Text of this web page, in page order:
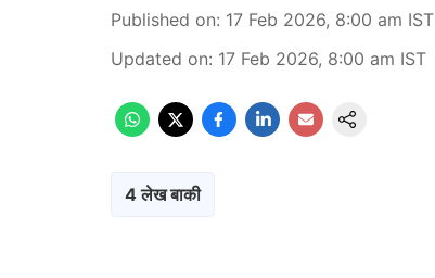
Published on: 17 Feb 2026, 8:00 am IST
Updated on: 17 Feb 2026, 8:00 am IST
4 लेख बाकी